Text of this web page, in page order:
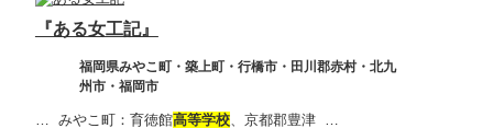
『ある女工記』
福岡県みやこ町・築上町・行橋市・田川郡赤村・北九
州市・福岡市
… みやこ町：育徳館高等学校、京都郡豊津 …